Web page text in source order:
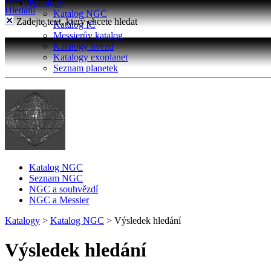
Katalogy
Katalog NGC
Katalog IC
Messierův katalog
Katalogy hvězd
Katalogy exoplanet
Seznam planetek
Hledání
Zadejte text, který chcete hledat
Katalog NGC
Seznam NGC
NGC a souhvězdí
NGC a Messier
Katalogy > Katalog NGC > Výsledek hledání
Výsledek hledání